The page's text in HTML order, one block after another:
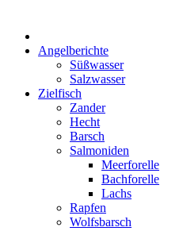
Angelberichte
Süßwasser
Salzwasser
Zielfisch
Zander
Hecht
Barsch
Salmoniden
Meerforelle
Bachforelle
Lachs
Rapfen
Wolfsbarsch